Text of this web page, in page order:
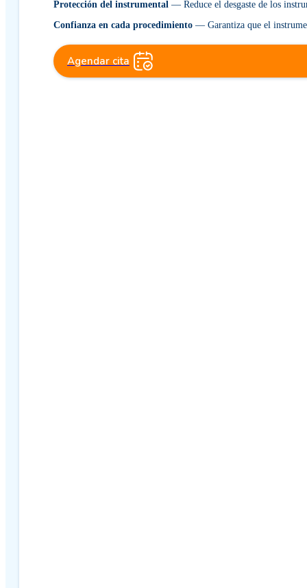
Protección del instrumental — Reduce el desgaste de los
Confianza en cada procedimiento — Garantiza que el
Agendar cita